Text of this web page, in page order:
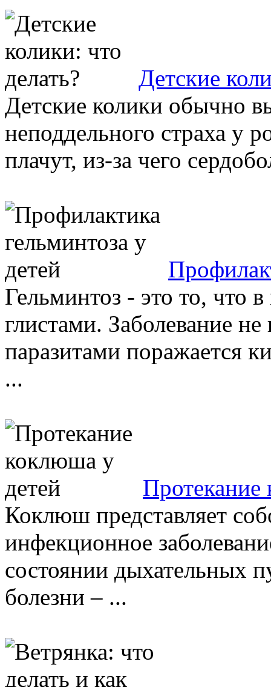
Детские
Детские колики обычно
неподдельного страха у
плачут, из-за чего
Гельминтоз - это то, что
глистами. Заболевание
паразитами поражается
...
Коклюш представляет
инфекционное
состоянии дыхательных
болезни – ...